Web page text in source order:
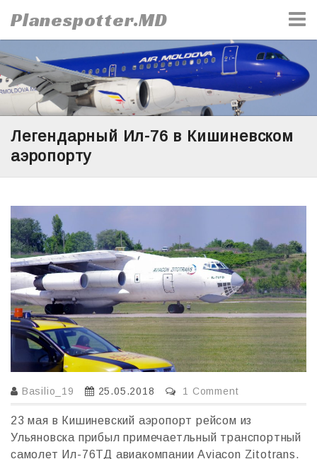
to
content
Planespotter.MD
Легендарный Ил-76 в Кишиневском
аэропорту
Basilio_19 25.05.2018 1 Comment
23 мая в Кишиневский аэропорт рейсом из
Ульяновска прибыл примечаетльный транспортный
самолет Ил-76ТД авиакомпании Aviacon Zitotrans.